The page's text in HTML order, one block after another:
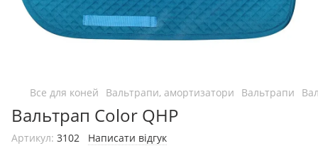
Все для коней Вальтрапи, амортизатори Вальтрапи
Вальтрап Color QHP
Артикул: 3102 Написати відгук